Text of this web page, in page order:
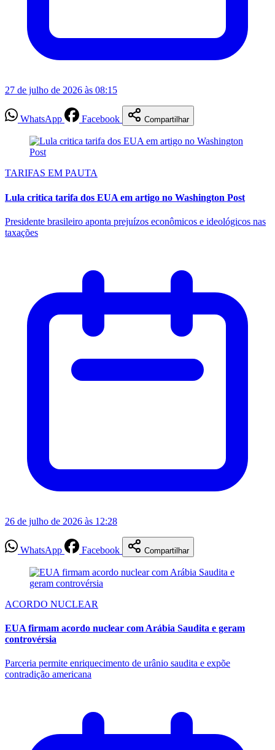
27 de julho de 2026 às 08:15
WhatsApp Facebook Compartilhar
TARIFAS EM PAUTA
Lula critica tarifa dos EUA em artigo no Washington Post
Presidente brasileiro aponta prejuízos econômicos e ideológicos nas
taxações
26 de julho de 2026 às 12:28
WhatsApp Facebook Compartilhar
ACORDO NUCLEAR
EUA firmam acordo nuclear com Arábia Saudita e geram
controvérsia
Parceria permite enriquecimento de urânio saudita e expõe
contradição americana